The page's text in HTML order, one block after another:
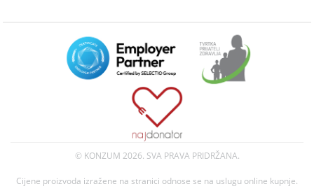
© KONZUM 2026. SVA PRAVA PRIDRŽANA.
Cijene proizvoda izražene na stranici odnose se na uslugu online kupnje.